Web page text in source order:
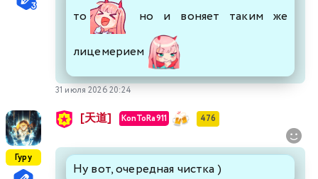
то
но и воняет таким же
лицемерием
31 июля 2026 20:24
Гуру
[天道] KonToRa911 476
Ну вот, очередная чистка )